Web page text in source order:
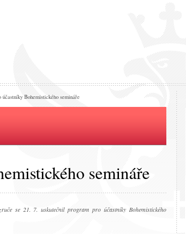
účastníky Bohemistického semináře
semináře
se 21. 7. uskutečnil program pro účastníky Bohemistického